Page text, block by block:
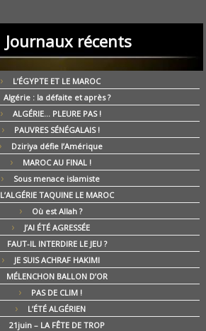
Journaux récents
L’ÉGYPTE ET LE MAROC
Algérie : la défaite et après ?
ALGÉRIE… PLEURE PAS !
PAUVRES SÉNÉGALAIS !
Dziriya défie l’Amérique
MAROC AU FINAL !
Sous menace islamiste
L’ALGÉRIE TAQUINE LE MAROC
Où est Allah ?
J’AI ÉTÉ AGRESSÉE
FAUT-IL INTERDIRE LE JEU ?
JE SUIS ACHRAF HAKIMI
MÉLENCHON BALLON D’OR
PAS DE CLIM !
L’ÉTÉ ALGÉRIEN
21juin – LA FÊTE DE TROP